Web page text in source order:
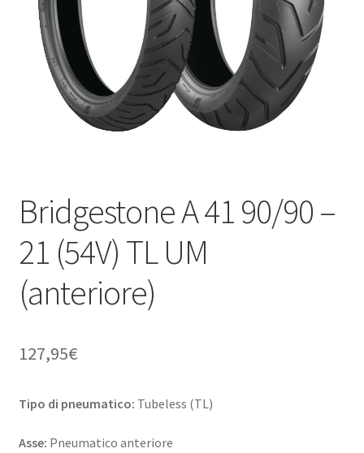
child
Bridgestone A 41 90/90 –
21 (54V) TL UM
(anteriore)
127,95€
Tipo di pneumatico: Tubeless (TL)
Asse: Pneumatico anteriore